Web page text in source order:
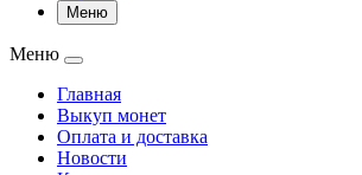
Меню
Меню
Главная
Выкуп монет
Оплата и доставка
Новости